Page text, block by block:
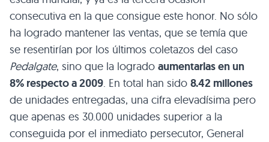
consecutiva en la que consigue este honor. No sólo
ha logrado mantener las ventas, que se temía que
se resentirían por los últimos coletazos del caso
Pedalgate, sino que la logrado aumentarlas en un
8% respecto a 2009. En total han sido 8.42 millones
de unidades entregadas, una cifra elevadísima pero
que apenas es 30.000 unidades superior a la
conseguida por el inmediato persecutor, General